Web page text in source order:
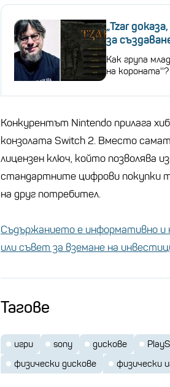
„Tzar
за
Как група
на короната''?
Конкурентът Nintendo прилага
конзолата Switch 2. Вместо
лицензен ключ, който позволява
стандартните цифрови покупки
на друг потребител.
Съдържанието е информативно и
или съвет за вземане на
Тагове
игри sony дискове
физически дискове
физически